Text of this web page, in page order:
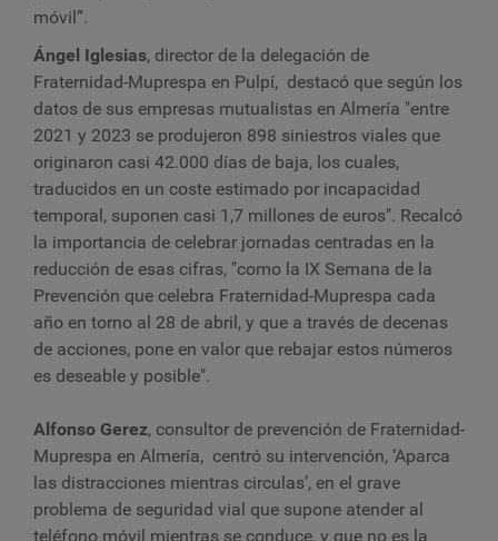
móvil”.
Ángel Iglesias, director de la delegación de
Fraternidad-Muprespa en Pulpí, destacó que según los
datos de sus empresas mutualistas en Almería "entre
2021 y 2023 se produjeron 898 siniestros viales que
originaron casi 42.000 días de baja, los cuales,
traducidos en un coste estimado por incapacidad
temporal, suponen casi 1,7 millones de euros". Recalcó
la importancia de celebrar jornadas centradas en la
reducción de esas cifras, "como la IX Semana de la
Prevención que celebra Fraternidad-Muprespa cada
año en torno al 28 de abril, y que a través de decenas
de acciones, pone en valor que rebajar estos números
es deseable y posible".
Alfonso Gerez, consultor de prevención de Fraternidad-
Muprespa en Almería, centró su intervención, ‘Aparca
las distracciones mientras circulas’, en el grave
problema de seguridad vial que supone atender al
teléfono móvil mientras se conduce, y que no es la